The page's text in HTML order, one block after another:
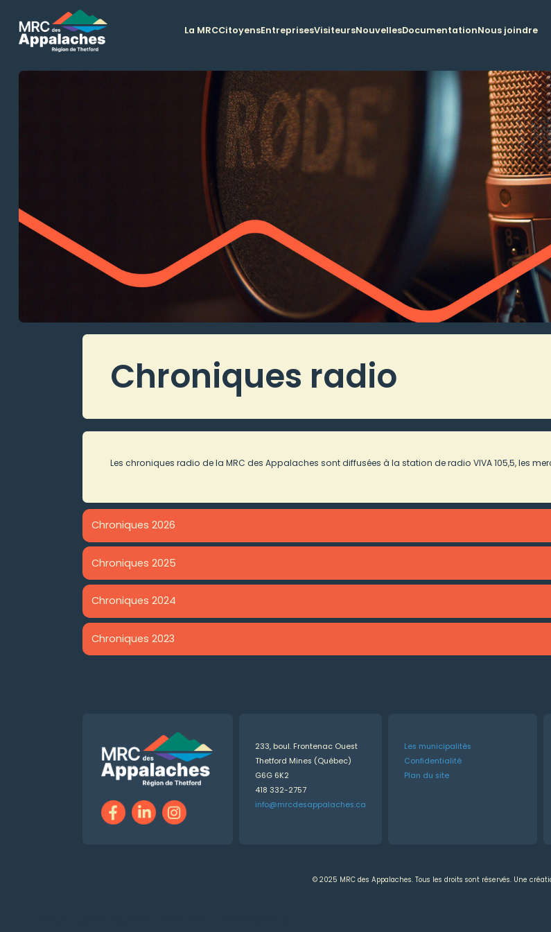
La MRCCitoyensEntreprisesVisiteursNouvellesDocumentationNous joindre
Chroniques radio
Les chroniques radio de la MRC des Appalaches sont diffusées à la station de radio VIVA 105,5, les
Chroniques 2026
Chroniques 2025
Chroniques 2024
Chroniques 2023
233, boul. Frontenac Ouest
Thetford Mines (Québec)
G6G 6K2
418 332-2757
info@mrcdesappalaches.ca
Les municipalités
Confidentialité
Plan du site
© 2025 MRC des Appalaches. Tous les droits sont réservés. Une